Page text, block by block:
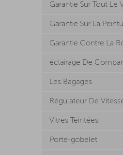
Garantie Sur Tout Le
Garantie Sur La
Garantie Contre La
éclairage De
Les Bagages
Régulateur De
Vitres Teintées
Porte-gobelet